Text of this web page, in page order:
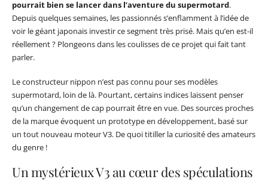
pourrait bien se lancer dans l’aventure du supermotard.
Depuis quelques semaines, les passionnés s’enflamment à l’idée de
voir le géant japonais investir ce segment très prisé. Mais qu’en est-il
réellement ? Plongeons dans les coulisses de ce projet qui fait tant
parler.
Le constructeur nippon n’est pas connu pour ses modèles
supermotard, loin de là. Pourtant, certains indices laissent penser
qu’un changement de cap pourrait être en vue. Des sources proches
de la marque évoquent un prototype en développement, basé sur
un tout nouveau moteur V3. De quoi titiller la curiosité des amateurs
du genre !
Un mystérieux V3 au cœur des spéculations